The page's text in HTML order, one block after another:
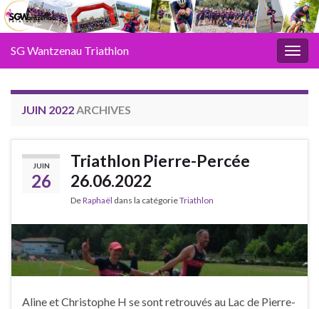
SG Wantzenau Triathlon
JUIN 2022ARCHIVES
JUIN
26
Triathlon Pierre-Percée
26.06.2022
DeRaphaël dans la catégorieTriathlon
Aline et Christophe H se sont retrouvés au Lac de Pierre-